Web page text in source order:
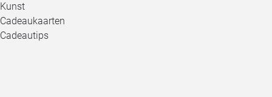
Kunst
Cadeaukaarten
Cadeautips